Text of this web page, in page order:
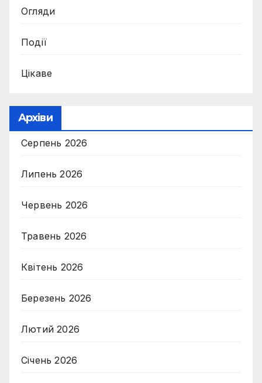
Огляди
Події
Цікаве
Архіви
Серпень 2026
Липень 2026
Червень 2026
Травень 2026
Квітень 2026
Березень 2026
Лютий 2026
Січень 2026